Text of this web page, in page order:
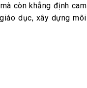
còn khẳng định cam
dục, xây dựng môi